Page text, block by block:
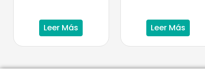
Leer Más Leer Más